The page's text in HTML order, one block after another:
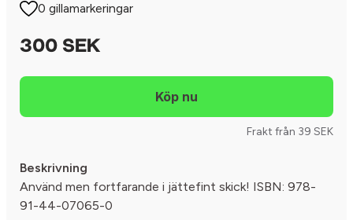
0 gillamarkeringar
300 SEK
Frakt från 39 SEK
Beskrivning
Använd men fortfarande i jättefint skick! ISBN: 978-
91-44-07065-0